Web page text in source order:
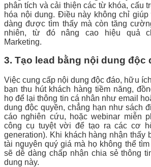
phân tích và cải thiện các từ khóa, cấu
hóa nội dung. Điều này không chỉ
dàng được tìm thấy mà còn tăng
nhiên, từ đó nâng cao hiệu quả
Marketing.
3. Tạo lead bằng nội dung độc
Việc cung cấp nội dung độc đáo, hữu
bạn thu hút khách hàng tiềm năng,
họ để lại thông tin cá nhân như email
dung độc quyền, chẳng hạn như sách
cáo nghiên cứu, hoặc webinar miễn
công cụ tuyệt vời để tạo ra các cơ
generation). Khi khách hàng nhận thấy
tài nguyên quý giá mà họ không thể
sẽ dễ dàng chấp nhận chia sẻ thông
dung này.